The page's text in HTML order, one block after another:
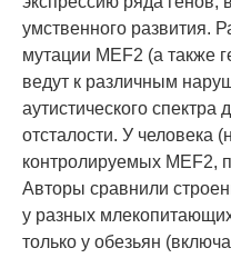
умственного развития.
мутации MEF2 (а также
ведут к различным
аутистического спектра
отсталости. У человека
контролируемых MEF2,
Авторы сравнили
у разных
только у обезьян